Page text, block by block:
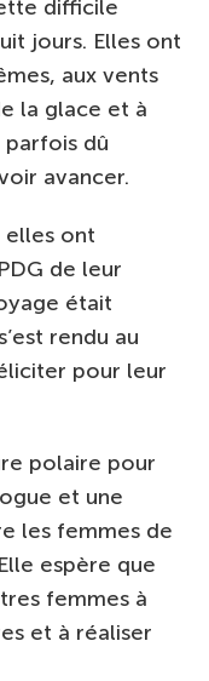
difficile
jours. Elles ont
aux vents
la glace et à
parfois dû
avancer.
elles ont
de leur
était
rendu au
pour leur
polaire pour
et une
les femmes de
espère que
femmes à
et à réaliser